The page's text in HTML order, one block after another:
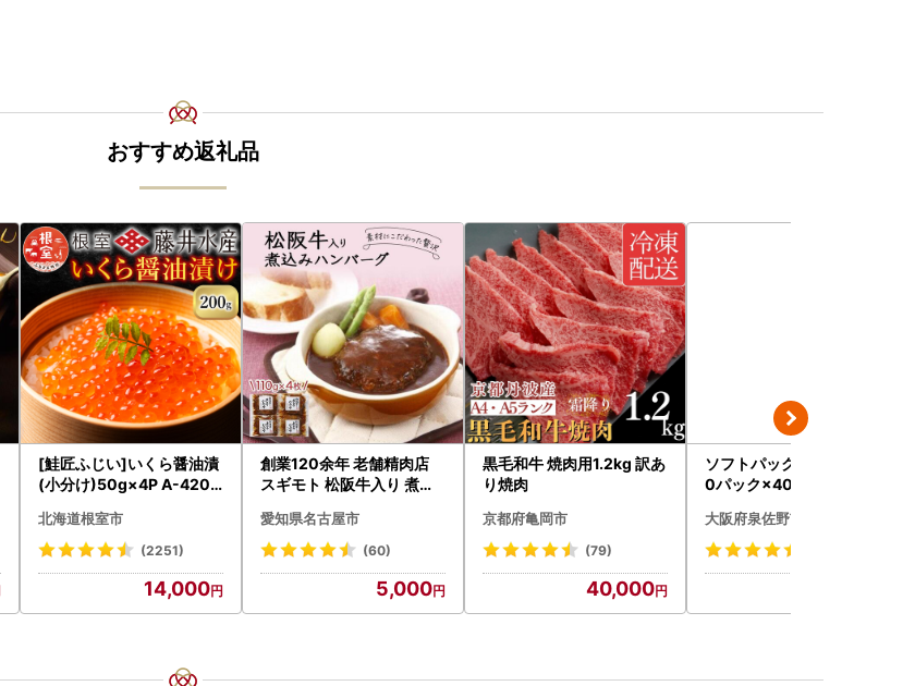
おすすめ返礼品
[鮭匠ふじい]いくら醤油漬
(小分け)50g×4P A-4209
北海道根室市
(2251)
14,000
創業120余年 老舗精肉店
スギモト 松阪牛入り 煮込
惣菜 お取り寄せ グルメ ハ
ンバーグ 冷凍
愛知県名古屋市
(60)
5,000
黒毛和牛 焼肉用1.2kg 訳あ
り焼肉
京都府亀岡市
(79)
40,000
ソフトパックティッシュ 6
0パック×400枚
大阪府泉佐野市